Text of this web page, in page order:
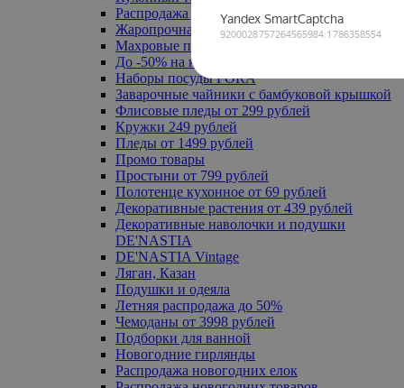
Распродажа до -50%
Жаропрочная посуда
Махровые полотенца
До -50% на ковры
Наборы посуды FORA
Заварочные чайники с бамбуковой крышкой
Флисовые пледы от 299 рублей
Кружки 249 рублей
Пледы от 1499 рублей
Промо товары
Простыни от 799 рублей
Полотенце кухонное от 69 рублей
Декоративные растения от 439 рублей
Декоративные наволочки и подушки
DE'NASTIA
DE'NASTIA Vintage
Ляган, Казан
Подушки и одеяла
Летняя распродажа до 50%
Чемоданы от 3998 рублей
Подборки для ванной
Новогодние гирлянды
Распродажа новогодних елок